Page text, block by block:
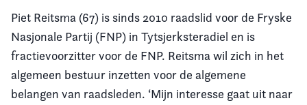
Piet Reitsma (67) is sinds 2010 raadslid voor de Fryske
Nasjonale Partij (FNP) in Tytsjerksteradiel en is
fractievoorzitter voor de FNP. Reitsma wil zich in het
algemeen bestuur inzetten voor de algemene
belangen van raadsleden. ‘Mijn interesse gaat uit naar